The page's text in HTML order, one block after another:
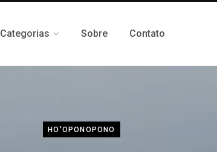
Categorias Sobre Contato
HO'OPONOPONO